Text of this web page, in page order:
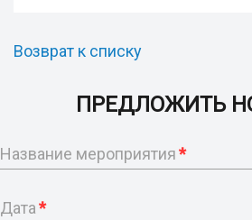
Возврат к списку
ПРЕДЛОЖИТЬ
Название мероприятия*
Дата*